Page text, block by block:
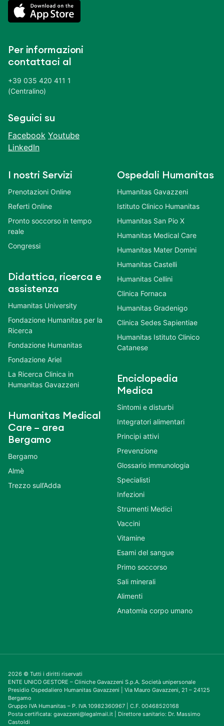
Per informazioni
contattaci al
+39 035 420 411 1
(Centralino)
Seguici su
Facebook Youtube
LinkedIn
I nostri Servizi
Prenotazioni Online
Referti Online
Pronto soccorso in tempo
reale
Congressi
Didattica, ricerca e
assistenza
Humanitas University
Fondazione Humanitas per la
Ricerca
Fondazione Humanitas
Fondazione Ariel
La Ricerca Clinica in
Humanitas Gavazzeni
Humanitas Medical
Care – area
Bergamo
Bergamo
Almè
Trezzo sull’Adda
Ospedali Humanitas
Humanitas Gavazzeni
Istituto Clinico Humanitas
Humanitas San Pio X
Humanitas Medical Care
Humanitas Mater Domini
Humanitas Castelli
Humanitas Cellini
Clinica Fornaca
Humanitas Gradenigo
Clinica Sedes Sapientiae
Humanitas Istituto Clinico
Catanese
Enciclopedia
Medica
Sintomi e disturbi
Integratori alimentari
Principi attivi
Prevenzione
Glossario immunologia
Specialisti
Infezioni
Strumenti Medici
Vaccini
Vitamine
Esami del sangue
Primo soccorso
Sali minerali
Alimenti
Anatomia corpo umano
2026 © Tutti i diritti riservati
ENTE UNICO GESTORE – Cliniche Gavazzeni S.p.A. Società unipersonale
Presidio Ospedaliero Humanitas Gavazzeni | Via Mauro Gavazzeni, 21 – 24125
Bergamo
Gruppo IVA Humanitas – P. IVA 10982360967 | C.F. 00468520168
Posta certificata: gavazzeni@legalmail.it | Direttore sanitario: Dr. Massimo
Castoldi